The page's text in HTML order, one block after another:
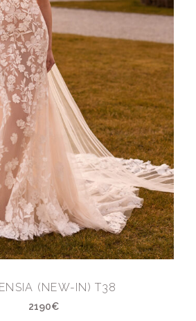
(NEW-IN) T38
2190€